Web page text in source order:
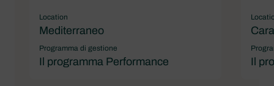
Location
Mediterraneo
Programma di gestione
Il programma Performance Il